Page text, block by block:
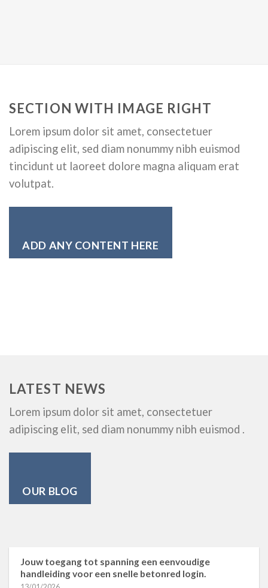
SECTION WITH IMAGE RIGHT
Lorem ipsum dolor sit amet, consectetuer
adipiscing elit, sed diam nonummy nibh euismod
tincidunt ut laoreet dolore magna aliquam erat
volutpat.
ADD ANY CONTENT HERE
LATEST NEWS
Lorem ipsum dolor sit amet, consectetuer
adipiscing elit, sed diam nonummy nibh euismod .
OUR BLOG
Jouw toegang tot spanning een eenvoudige
handleiding voor een snelle betonred login.